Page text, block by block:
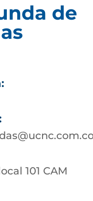
de
101 CAM